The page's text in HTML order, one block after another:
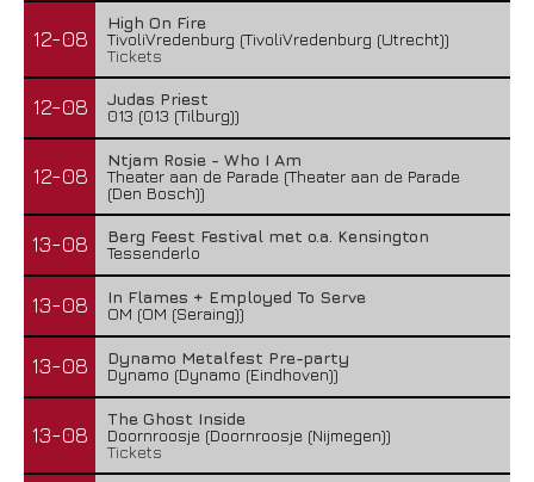
12-08
High On Fire
TivoliVredenburg (TivoliVredenburg (Utrecht))
Tickets
12-08
Judas Priest
013 (013 (Tilburg))
12-08
Ntjam Rosie - Who I Am
Theater aan de Parade (Theater aan de Parade
(Den Bosch))
13-08
Berg Feest Festival met o.a. Kensington
Tessenderlo
13-08
In Flames + Employed To Serve
OM (OM (Seraing))
13-08
Dynamo Metalfest Pre-party
Dynamo (Dynamo (Eindhoven))
13-08
The Ghost Inside
Doornroosje (Doornroosje (Nijmegen))
Tickets